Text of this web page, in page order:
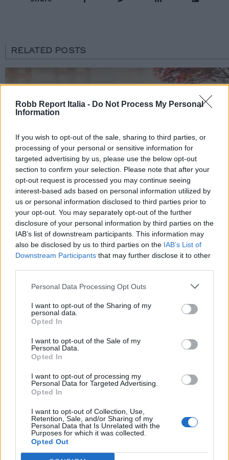
Robb Report Italia - Do Not Process My Personal
Information
If you wish to opt-out of the sale, sharing to third parties, or
processing of your personal or sensitive information for
targeted advertising by us, please use the below opt-out
section to confirm your selection. Please note that after your
opt-out request is processed you may continue seeing
interest-based ads based on personal information utilized by
us or personal information disclosed to third parties prior to
your opt-out. You may separately opt-out of the further
disclosure of your personal information by third parties on the
IAB’s list of downstream participants. This information may
also be disclosed by us to third parties on the IAB’s List of
Downstream Participants that may further disclose it to other
Personal Data Processing Opt Outs
I want to opt-out of the Sharing of my
personal data.
Opted In
I want to opt-out of the Sale of my
Personal Data.
Opted In
I want to opt-out of processing my
Personal Data for Targeted Advertising.
Opted In
I want to opt-out of Collection, Use,
Retention, Sale, and/or Sharing of my
Personal Data that Is Unrelated with the
Purposes for which it was collected.
Opted Out
RELATED POSTS
Revuelto Impavido è una serie ultra esclusiva ispirata